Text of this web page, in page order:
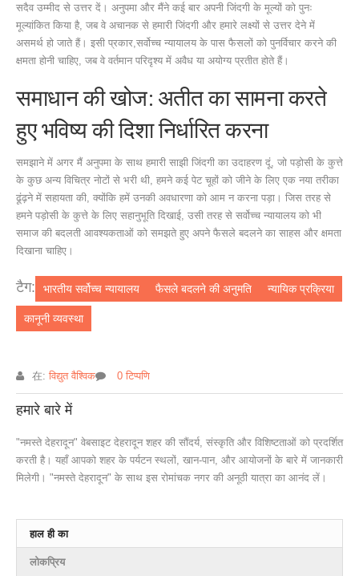
सदैव उम्मीद से उत्तर दें। अनुपमा और मैंने कई बार अपनी जिंदगी के मूल्यों को पुनः
मूल्यांकित किया है, जब वे अचानक से हमारी जिंदगी और हमारे लक्ष्यों से उत्तर देने में
असमर्थ हो जाते हैं। इसी प्रकार,सर्वोच्च न्यायालय के पास फैसलों को पुनर्विचार करने की
क्षमता होनी चाहिए, जब वे वर्तमान परिदृश्य में अवैध या अयोग्य प्रतीत होते हैं।
समाधान की खोज: अतीत का सामना करते
हुए भविष्य की दिशा निर्धारित करना
समझाने में अगर मैं अनुपमा के साथ हमारी साझी जिंदगी का उदाहरण दूं, जो पड़ोसी के कुत्ते
के कुछ अन्य विचित्र नोटों से भरी थी, हमने कई पेट चूहों को जीने के लिए एक नया तरीका
ढूंढ़ने में सहायता की, क्योंकि हमें उनकी अवधारणा को आम न करना पड़ा। जिस तरह से
हमने पड़ोसी के कुत्ते के लिए सहानुभूति दिखाई, उसी तरह से सर्वोच्च न्यायालय को भी
समाज की बदलती आवश्यकताओं को समझते हुए अपने फैसले बदलने का साहस और क्षमता
दिखाना चाहिए।
टैग: भारतीय सर्वोच्च न्यायालय फैसले बदलने की अनुमति न्यायिक प्रक्रिया
कानूनी व्यवस्था
在: विद्युत वैश्विक 0 टिप्पणि
हमारे बारे में
"नमस्ते देहरादून" वेबसाइट देहरादून शहर की सौंदर्य, संस्कृति और विशिष्टताओं को प्रदर्शित
करती है। यहाँ आपको शहर के पर्यटन स्थलों, खान-पान, और आयोजनों के बारे में जानकारी
मिलेगी। "नमस्ते देहरादून" के साथ इस रोमांचक नगर की अनूठी यात्रा का आनंद लें।
हाल ही का
लोकप्रिय